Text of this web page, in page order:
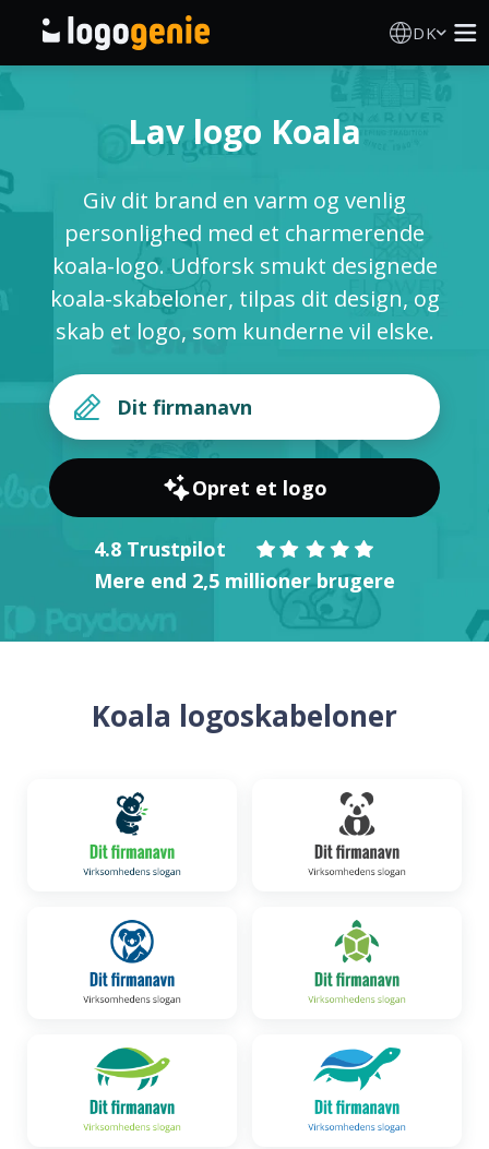
DK
AI logogenerator
Logoidéer
Trykte produkter
Om
Blog
Lav logo Koala
Giv dit brand en varm og venlig
personlighed med et charmerende
koala-logo. Udforsk smukt designede
koala-skabeloner, tilpas dit design, og
skab et logo, som kunderne vil elske.
Opret et logo
4.8 Trustpilot
Mere end 2,5 millioner brugere
Koala logoskabeloner